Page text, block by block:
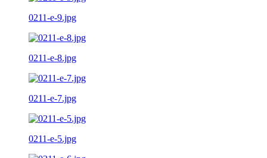
0211-e-9.jpg
0211-e-8.jpg
0211-e-7.jpg
0211-e-5.jpg